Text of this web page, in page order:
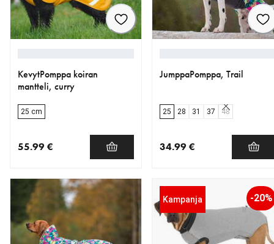
KevytPomppa koiran
mantteli, curry
25 cm
55.99 €
JumppaPomppa, Trail
25 28 31 37 48
34.99 €
Kampanja -20%